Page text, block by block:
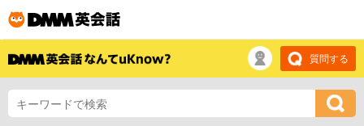
質問する